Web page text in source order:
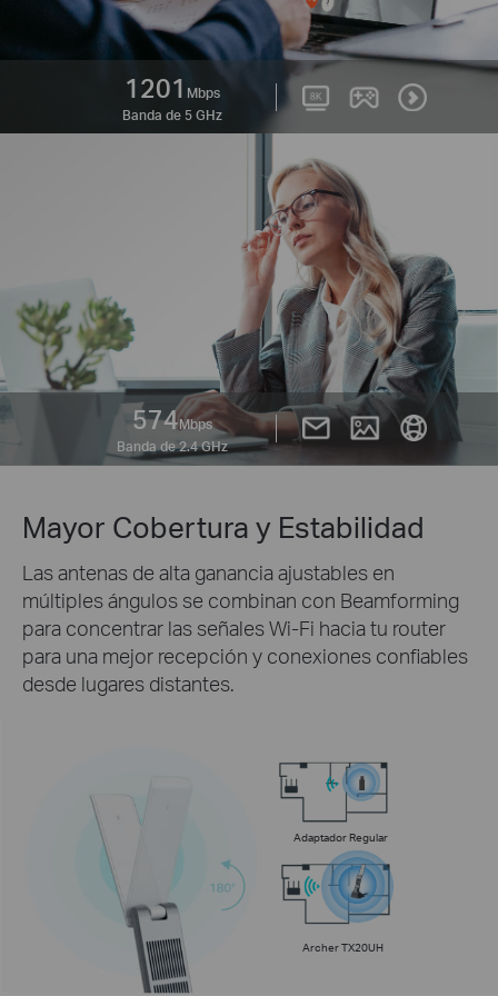
1201 Mbps
Banda de 5 GHz
574Mbps
Banda de 2.4 GHz
Mayor Cobertura y Estabilidad
Las antenas de alta ganancia ajustables en
múltiples ángulos se combinan con Beamforming
para concentrar las señales Wi-Fi hacia tu router
para una mejor recepción y conexiones confiables
desde lugares distantes.
Adaptador Regular
Archer TX20UH